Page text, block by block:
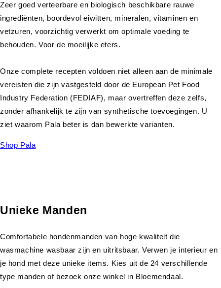
Zeer goed verteerbare en biologisch beschikbare rauwe
ingrediënten, boordevol eiwitten, mineralen, vitaminen en
vetzuren, voorzichtig verwerkt om optimale voeding te
behouden. Voor de moeilijke eters.
Onze complete recepten voldoen niet alleen aan de minimale
vereisten die zijn vastgesteld door de European Pet Food
Industry Federation (FEDIAF), maar overtreffen deze zelfs,
zonder afhankelijk te zijn van synthetische toevoegingen. U
ziet waarom Pala beter is dan bewerkte varianten.
Shop Pala
Unieke Manden
Comfortabele hondenmanden van hoge kwaliteit die
wasmachine wasbaar zijn en uitritsbaar. Verwen je interieur en
je hond met deze unieke items. Kies uit de 24 verschillende
type manden of bezoek onze winkel in Bloemendaal.